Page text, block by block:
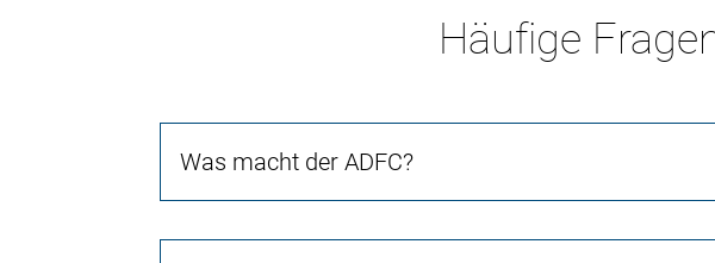
Häufige
Was macht der ADFC?